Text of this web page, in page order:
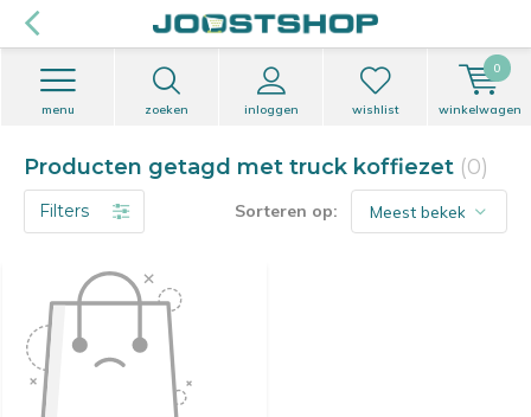
zoeken inloggen
menu wishlist winkelwagen
0
Producten getagd met truck koffiezet (0)
Filters Sorteren op: